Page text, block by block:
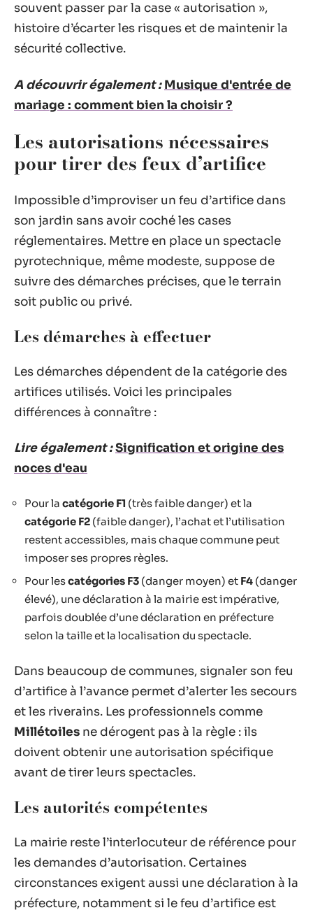
souvent passer par la case « autorisation »,
histoire d’écarter les risques et de maintenir la
sécurité collective.
A découvrir également : Musique d'entrée de
mariage : comment bien la choisir ?
Les autorisations nécessaires
pour tirer des feux d’artifice
Impossible d’improviser un feu d’artifice dans
son jardin sans avoir coché les cases
réglementaires. Mettre en place un spectacle
pyrotechnique, même modeste, suppose de
suivre des démarches précises, que le terrain
soit public ou privé.
Les démarches à effectuer
Les démarches dépendent de la catégorie des
artifices utilisés. Voici les principales
différences à connaître :
Lire également :Signification et origine des
noces d'eau
Pour la catégorie F1 (très faible danger) et la
catégorie F2 (faible danger), l’achat et l’utilisation
restent accessibles, mais chaque commune peut
imposer ses propres règles.
Pour lescatégories F3 (danger moyen) et F4 (danger
élevé), une déclaration à la mairie est impérative,
parfois doublée d’une déclaration en préfecture
selon la taille et la localisation du spectacle.
Dans beaucoup de communes, signaler son feu
d’artifice à l’avance permet d’alerter les secours
et les riverains. Les professionnels comme
Millétoiles ne dérogent pas à la règle : ils
doivent obtenir une autorisation spécifique
avant de tirer leurs spectacles.
Les autorités compétentes
La mairie reste l’interlocuteur de référence pour
les demandes d’autorisation. Certaines
circonstances exigent aussi une déclaration à la
préfecture, notamment si le feu d’artifice est